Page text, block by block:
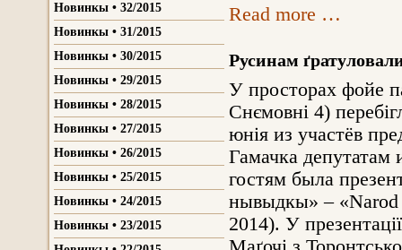
Новинкы • 32/2015
Новинкы • 31/2015
Новинкы • 30/2015
Новинкы • 29/2015
Новинкы • 28/2015
Новинкы • 27/2015
Новинкы • 26/2015
Новинкы • 25/2015
Новинкы • 24/2015
Новинкы • 23/2015
Read more …
Русинам
У просторах фойе
Снємовні 4)
юнія из участёв
Гамачка
гостям была
нывыдкы» – «Narod
2014). У